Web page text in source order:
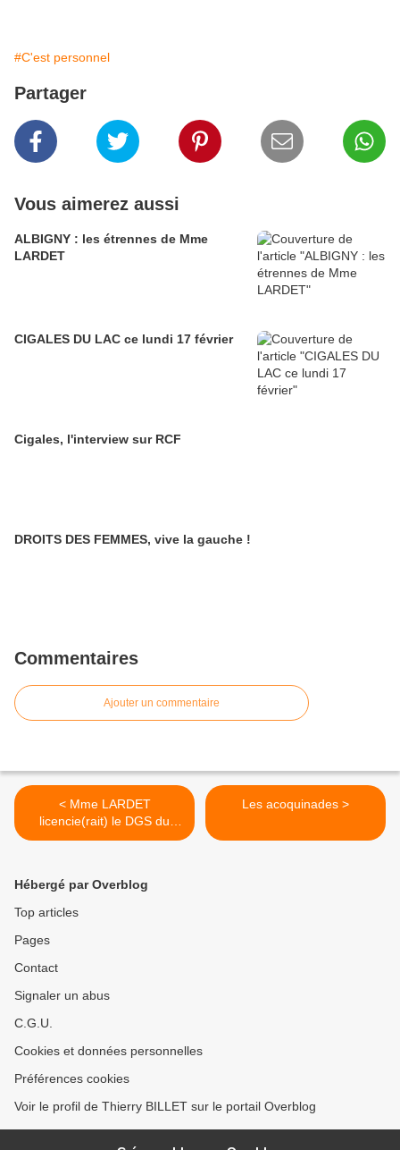
#C'est personnel
Partager
Vous aimerez aussi
ALBIGNY : les étrennes de Mme
LARDET
CIGALES DU LAC ce lundi 17 février
Cigales, l'interview sur RCF
DROITS DES FEMMES, vive la gauche !
Commentaires
Ajouter un commentaire
< Mme LARDET
licencie(rait) le DGS du
Grand Annecy
Les acoquinades >
Hébergé par Overblog
Top articles
Pages
Contact
Signaler un abus
C.G.U.
Cookies et données personnelles
Préférences cookies
Voir le profil de Thierry BILLET sur le portail Overblog